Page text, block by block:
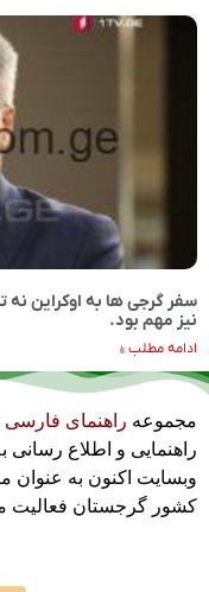
سفر گرجی ها به اوکراین نه
نیز مهم بود.
ادامه مطلب »
مجموعه راهنمای
راهنمایی و اطلاع رسانی
وبسایت اکنون به عنوان
کشور گرجستان فعالیت